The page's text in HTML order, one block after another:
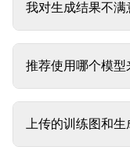
我对生成结果不满
推荐使用哪个模型
上传的训练图和